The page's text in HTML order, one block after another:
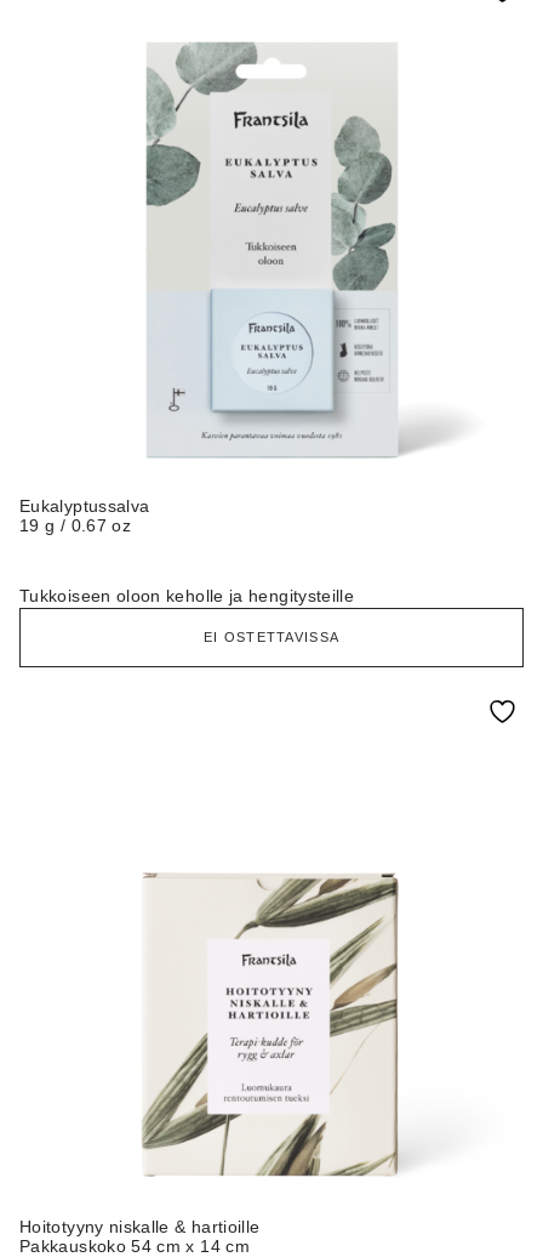
Eukalyptussalva
19 g / 0.67 oz
Tukkoiseen oloon keholle ja hengitysteille
EI OSTETTAVISSA
Hoitotyyny niskalle & hartioille
Pakkauskoko 54 cm x 14 cm